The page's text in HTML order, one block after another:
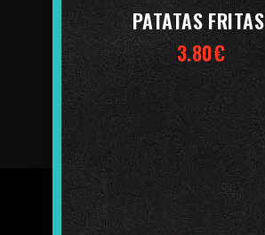
PATATAS FRITAS
3.80€